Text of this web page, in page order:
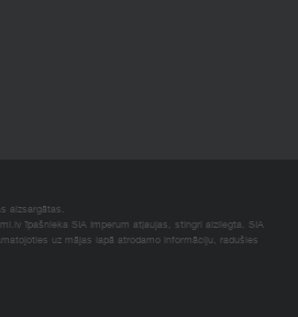
aizsargātas.
īpašnieka SIA Imperum atļaujas, stingri aizliegta. SIA
uz mājas lapā atrodamo informāciju, radušies